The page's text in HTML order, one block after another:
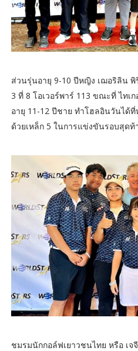
ส่วนรุ่นอายุ 9-10 ปีหญิง เฌอริลิน
3 ที่ 8 โอเวอร์พาร์ 113 ขณะที่ ไทเ
อายุ 11-12 ปีชาย ทำโฮลอินวันได้
ด้วยเหล็ก 5 ในการแข่งขันรอบสุดท้
ชมรมนักกอล์ฟเยาวชนไทย หรือ เจ